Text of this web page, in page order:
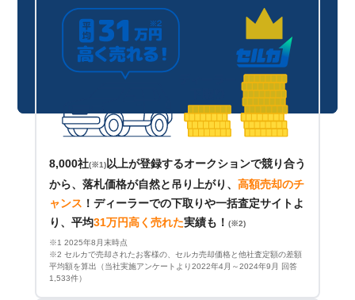
8,000社(※1) 以上が登録するオークションで競り合う
から、落札価格が自然と吊り上がり、 高額売却のチ
ャンス ！ ディーラーでの下取りや一括査定サイトよ
り、平均31万円高く売れた実績も！ (※2)
※1 2025年8月末時点
※2 セルカで売却されたお客様の、セルカ売却価格と他社査定額の差額
平均額を算出（当社実施アンケートより2022年4月～2024年9月 回答
1,533件）